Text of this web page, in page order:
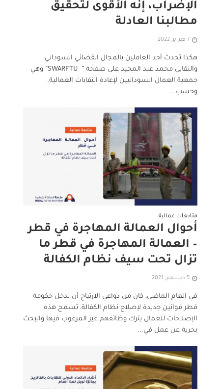
الإضراب، إنه الأقوى لتحقيق
مطالبنا العادلة
7 فبراير, 2022
هكذا تحدث أحد العاملين بالمجال القضائي السوداني
والنقابي محمد عبد المجيد على صفحة ” SWARFTU” وهي
جمعية العمال السودانيين لإعادة النقابات العمالية.
وحسب...
متابعات عمالية
أحوال العمالة المهاجرة في قطر
– العمالة المهاجرة في قطر ما
تزال تحت سيف نظام الكفالة
5 ديسمبر, 2021
في العام الماضي، كان من دواعي الارتياح أن تدخل حكومة
قطر قوانين جديدة لإصلاح نظام الكفالة، تسمح هذه
الإصلاحات للعمال بترك وظائفهم غير المرغوب فيها والبحث
بحرية عن عمل في...